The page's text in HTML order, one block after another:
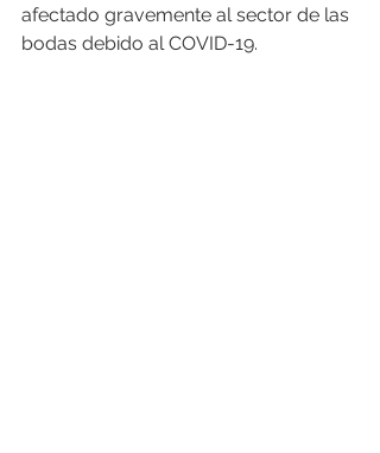
afectado gravemente al sector de las
bodas debido al COVID-19.